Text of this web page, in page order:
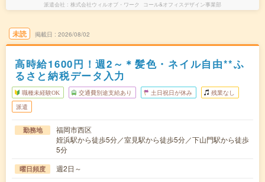
派遣会社 株式会社ウィルオブ・ワーク コール&オフィスデザイン事業部
未読 掲載日 2026/08/02
高時給1600円！週2～＊髪色・ネイル自由**ふ
るさと納税データ入力
職種未経験OK 交通費別途支給あり 土日祝日が休み 残業なし
派遣
勤務地
福岡市西区
姪浜駅から徒歩5分／室見駅から徒歩5分／下山門駅から徒歩
5分
曜日頻度 週2日～